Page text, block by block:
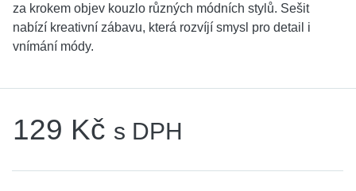
za krokem objev kouzlo různých módních stylů. Sešit
nabízí kreativní zábavu, která rozvíjí smysl pro detail i
vnímání módy.
129 Kč s DPH